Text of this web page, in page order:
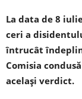
La data de 8
ceri a
întrucât
Comisia
același verdict.